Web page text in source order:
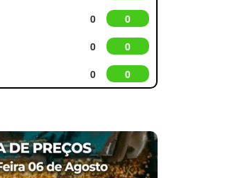
0 0
0 0
0 0